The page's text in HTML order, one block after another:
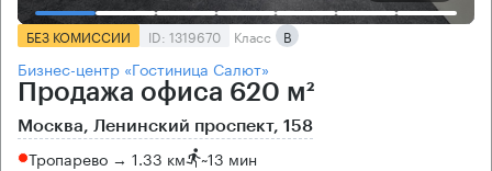
БЕЗ КОМИССИИ ID: 1319670 Класс B
Бизнес-центр «Гостиница Салют»
Продажа офиса 620 м²
Москва, Ленинский проспект, 158
Тропарево → 1.33 км ~13 мин